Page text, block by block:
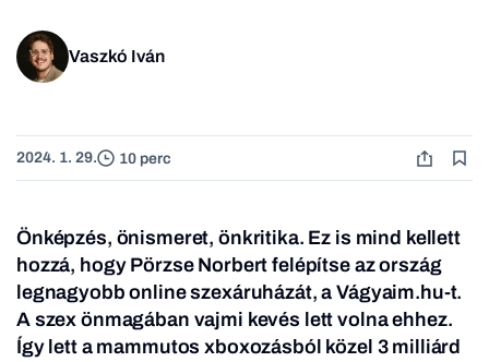
Vaszkó Iván
2024. 1. 29. 10 perc
Önképzés, önismeret, önkritika. Ez is mind kellett
hozzá, hogy Pörzse Norbert felépítse az ország
legnagyobb online szexáruházát, a Vágyaim.hu-t.
A szex önmagában vajmi kevés lett volna ehhez.
Így lett a mammutos xboxozásból közel 3 milliárd